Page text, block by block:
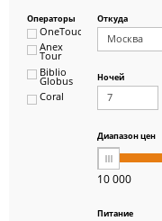
Операторы
OneTouch&Travel
Anex
Tour
Biblio
Globus
Coral
Откуда
Ночей
Диапазон цен
10 000
Питание